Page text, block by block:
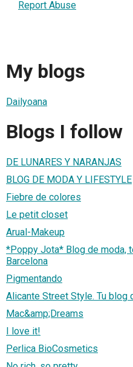
Report Abuse
My blogs
Dailyoana
Blogs I follow
DE LUNARES Y NARANJAS
BLOG DE MODA Y LIFESTYLE
Fiebre de colores
Le petit closet
Arual-Makeup
*Poppy Jota* Blog de moda,
Barcelona
Pigmentando
Alicante Street Style. Tu blog
Mac&amp;Dreams
I love it!
Perlica BioCosmetics